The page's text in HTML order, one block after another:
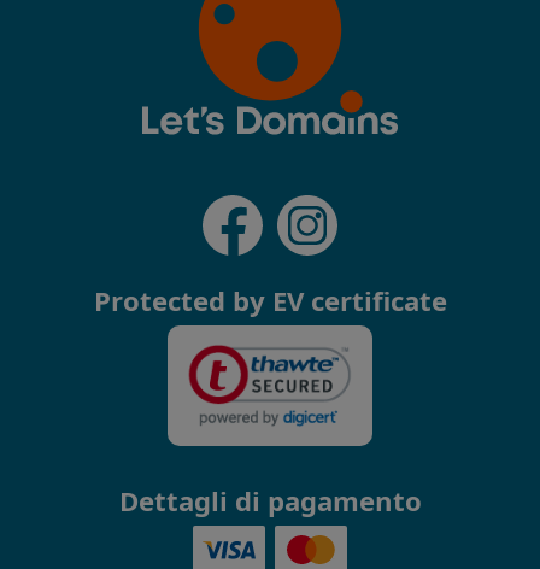
Protected by EV certificate
Dettagli di pagamento